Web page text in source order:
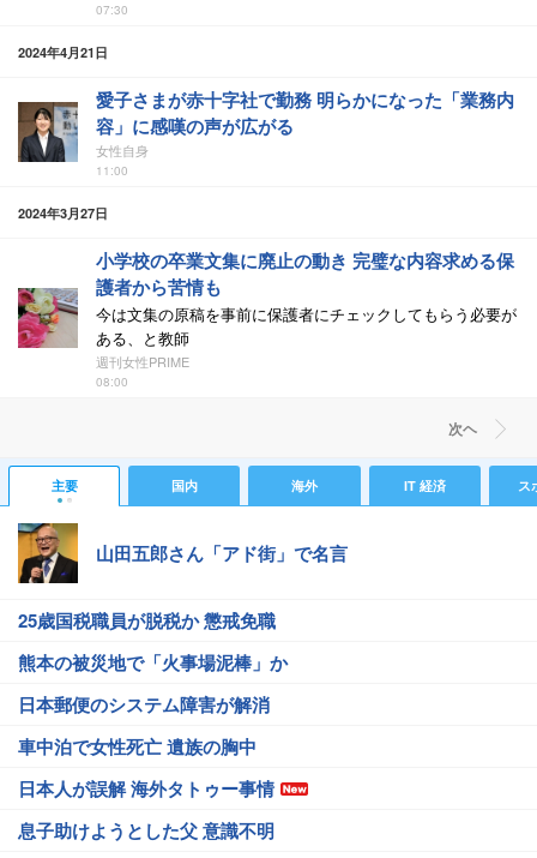
07:30
2024年4月21日
愛子さまが赤十字社で勤務 明らかになった「業務内
容」に感嘆の声が広がる
女性自身
11:00
2024年3月27日
小学校の卒業文集に廃止の動き 完璧な内容求める保
護者から苦情も
今は文集の原稿を事前に保護者にチェックしてもらう必要が
ある、と教師
週刊女性PRIME
08:00
次ヘ
主要 国内 海外 IT 経済 ス
山田五郎さん「アド街」で名言
25歳国税職員が脱税か 懲戒免職
熊本の被災地で「火事場泥棒」か
日本郵便のシステム障害が解消
車中泊で女性死亡 遺族の胸中
日本人が誤解 海外タトゥー事情
息子助けようとした父 意識不明